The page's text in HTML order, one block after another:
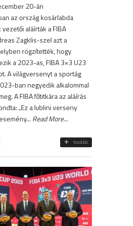
20-án
az ország kosárlabda
aláírták a FIBA
Zagklis-szel azt a
rögzítették, hogy
a 2023-as, FIBA 3×3 U23
A világversenyt a sportág
ban negyedik alkalommal
A FIBA főtitkára az aláírás
„Ez a lublini verseny
Read More...
tovább